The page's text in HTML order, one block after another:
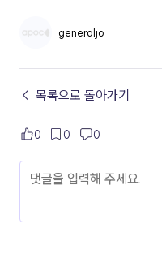
generaljo
← 목록으로 돌아가기
0 0 0